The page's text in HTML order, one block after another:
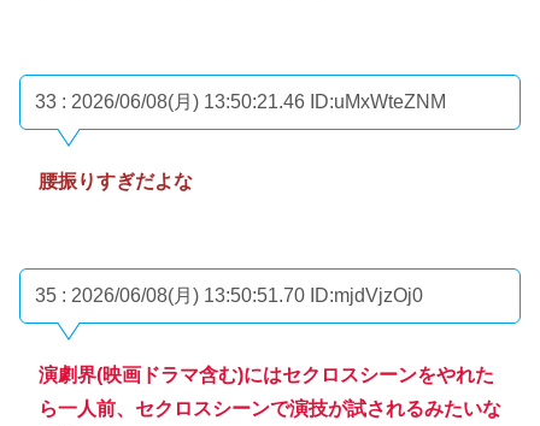
33 : 2026/06/08(月) 13:50:21.46 ID:uMxWteZNM
腰振りすぎだよな
35 : 2026/06/08(月) 13:50:51.70 ID:mjdVjzOj0
演劇界(映画ドラマ含む)にはセクロスシーンをやれた
ら一人前、セクロスシーンで演技が試されるみたいな